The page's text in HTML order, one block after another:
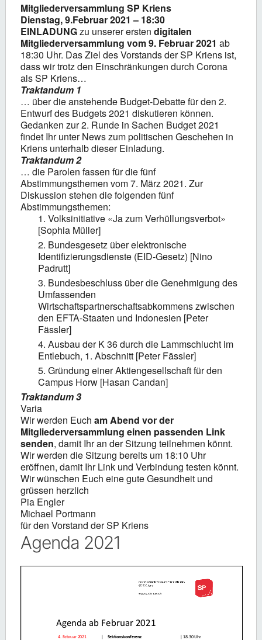
Mitgliederversammlung SP Kriens
Dienstag, 9.Februar 2021 – 18:30
EINLADUNGzu unserer ersten digitalen
Mitgliederversammlung vom 9. Februar 2021 ab
18:30 Uhr. Das Ziel des Vorstands der SP Kriens ist,
dass wir trotz den Einschränkungen durch Corona
als SP Kriens…
Traktandum 1
… über die anstehende Budget-Debatte für den 2.
Entwurf des Budgets 2021 diskutieren können.
Gedanken zur 2. Runde in Sachen Budget 2021
findet Ihr unter News zum politischen Geschehen in
Kriens unterhalb dieser Einladung.
Traktandum 2
… die Parolen fassen für die fünf
Abstimmungsthemen vom 7. März 2021. Zur
Diskussion stehen die folgenden fünf
Abstimmungsthemen:
Volksinitiative «Ja zum Verhüllungsverbot»
[Sophia Müller]
Bundesgesetz über elektronische
Identifizierungsdienste (EID-Gesetz) [Nino
Padrutt]
Bundesbeschluss über die Genehmigung des
Umfassenden
Wirtschaftspartnerschaftsabkommens zwischen
den EFTA-Staaten und Indonesien [Peter
Fässler]
Ausbau der K 36 durch die Lammschlucht im
Entlebuch, 1. Abschnitt [Peter Fässler]
Gründung einer Aktiengesellschaft für den
Campus Horw [Hasan Candan]
Traktandum 3
Varia
Wir werden Euch am Abend vor der
Mitgliederversammlung einen passenden Link
senden, damit Ihr an der Sitzung teilnehmen könnt.
Wir werden die Sitzung bereits um 18:10 Uhr
eröffnen, damit Ihr Link und Verbindung testen könnt.
Wir wünschen Euch eine gute Gesundheit und
grüssen herzlich
Pia Engler
Michael Portmann
für den Vorstand der SP Kriens
Agenda 2021